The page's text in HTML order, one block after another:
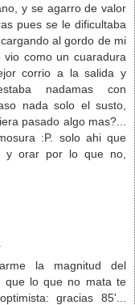
y se agarro de valor
pues se le dificultaba
al gordo de mi
como un cuaradura
corrio a la salida y
nadamas con
nada solo el susto,
pasado algo mas?...
:P. solo ahi que
y orar por lo que no,
la magnitud del
que lo que no mata te
gracias 85'...